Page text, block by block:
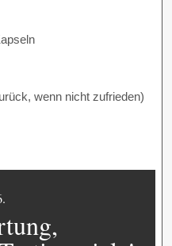
wenn nicht zufrieden)